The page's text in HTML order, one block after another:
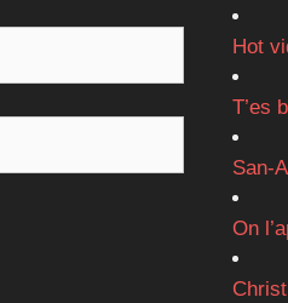
Hot
T’es
San-
On